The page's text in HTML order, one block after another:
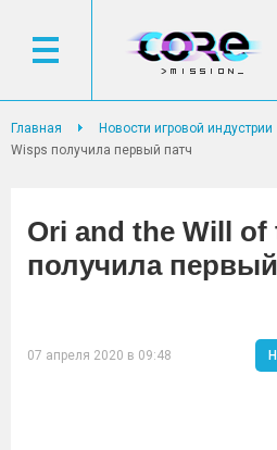
Главная Новости игровой индустрии
Wisps получила первый патч
Ori and the Will of
получила
07 апреля 2020 в 09:48